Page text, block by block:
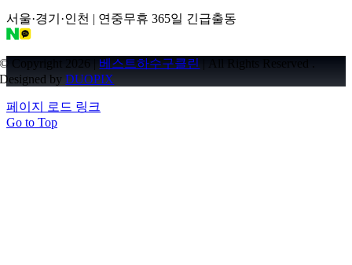
서울·경기·인천 | 연중무휴 365일 긴급출동
© Copyright 2026 | 베스트하수구클린
| All Rights Reserved .
Designed byDUOPIX
페이지 로드 링크
Go to Top